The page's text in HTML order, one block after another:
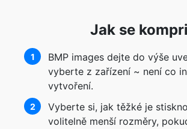
Jak se
1
BMP images dejte do výše
vyberte z zařízení ~ není co
vytvoření.
2
Vyberte si, jak těžké je
volitelně menší rozměry,